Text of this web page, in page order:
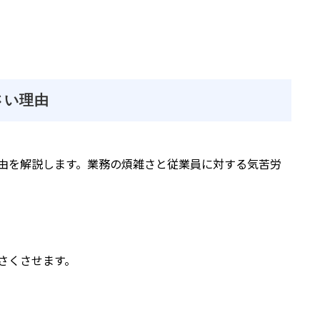
理由
解説します。業務の煩雑さと従業員に対する気苦労
させます。